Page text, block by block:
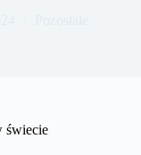
świecie